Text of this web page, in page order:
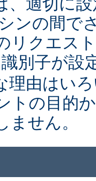
ンの間で
リクエス
別子が設
理由はい
トの目的
ません。